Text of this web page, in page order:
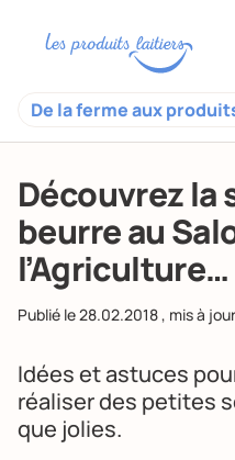
De la ferme aux
Découvrez la
beurre au
Publié le28.02.2018, mis à
Idées et astuces
réaliser des petites
que jolies.